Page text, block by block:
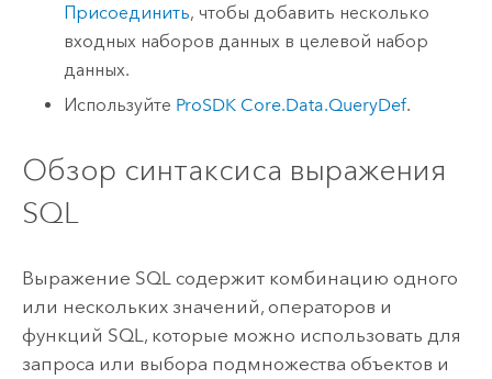
Присоединить, чтобы добавить несколько
входных наборов данных в целевой набор
данных.
Используйте ProSDK Core.Data.QueryDef.
Обзор синтаксиса выражения
SQL
Выражение SQL содержит комбинацию одного
или нескольких значений, операторов и
функций SQL, которые можно использовать для
запроса или выбора подмножества объектов и